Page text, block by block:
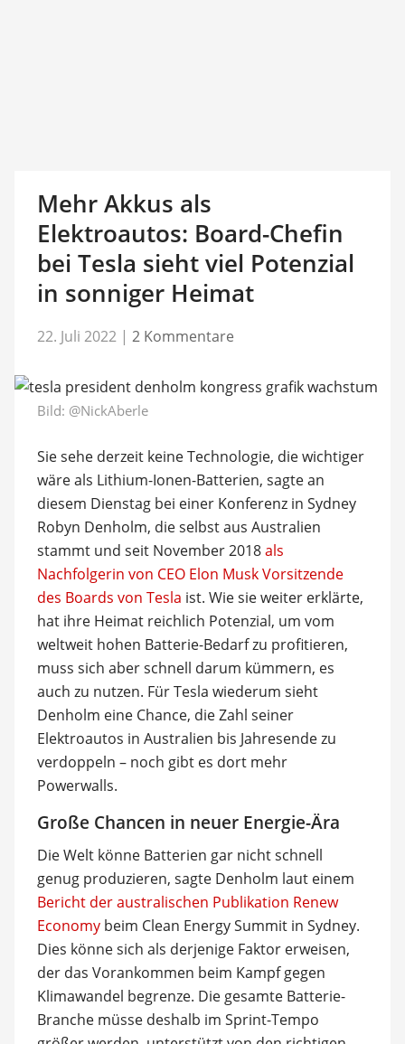
Mehr Akkus als
Elektroautos: Board-Chefin
bei Tesla sieht viel Potenzial
in sonniger Heimat
22. Juli 2022 | 2 Kommentare
Bild: @NickAberle
Sie sehe derzeit keine Technologie, die wichtiger
wäre als Lithium-Ionen-Batterien, sagte an
diesem Dienstag bei einer Konferenz in Sydney
Robyn Denholm, die selbst aus Australien
stammt und seit November 2018als
Nachfolgerin von CEO Elon Musk Vorsitzende
des Boards von Tesla ist. Wie sie weiter erklärte,
hat ihre Heimat reichlich Potenzial, um vom
weltweit hohen Batterie-Bedarf zu profitieren,
muss sich aber schnell darum kümmern, es
auch zu nutzen. Für Tesla wiederum sieht
Denholm eine Chance, die Zahl seiner
Elektroautos in Australien bis Jahresende zu
verdoppeln – noch gibt es dort mehr
Powerwalls.
Große Chancen in neuer Energie-Ära
Die Welt könne Batterien gar nicht schnell
genug produzieren, sagte Denholm laut einem
Bericht der australischen Publikation Renew
Economybeim Clean Energy Summit in Sydney.
Dies könne sich als derjenige Faktor erweisen,
der das Vorankommen beim Kampf gegen
Klimawandel begrenze. Die gesamte Batterie-
Branche müsse deshalb im Sprint-Tempo